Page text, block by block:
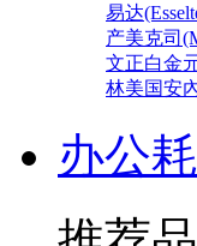
易达
产美克司
文正白金
林美国安
办公